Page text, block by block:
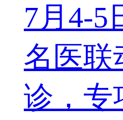
7月4-5
名医联
诊，专